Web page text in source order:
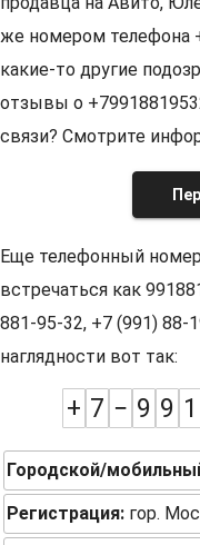
же номером телефона
какие-то другие
отзывы о
связи? Смотрите
Еще телефонный
встречаться как
881-95-32, +7 (991) 88-
наглядности вот так:
+ 7 − 9 9 1
Городской/
Регистрация: гор.